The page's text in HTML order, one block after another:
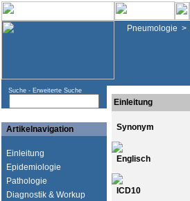
Pneumologie >
Suche - Erweiterte Suche
Artikelnavigation
Einleitung
Epidemiologie
Pathologie
Diagnostik & Workup
Einleitung
Synonym
Englisch
ICD10